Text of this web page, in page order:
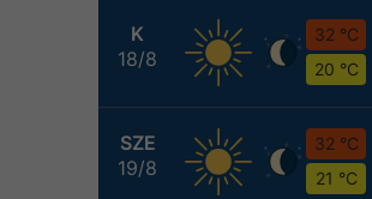
K
18/8
32 °C
20 °C
SZE
19/8
32 °C
21 °C